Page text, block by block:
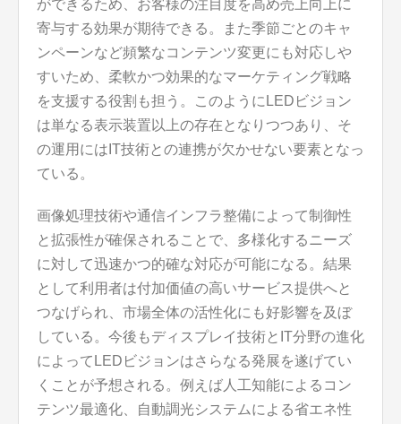
ができるため、お客様の注目度を高め売上向上に
寄与する効果が期待できる。また季節ごとのキャ
ンペーンなど頻繁なコンテンツ変更にも対応しや
すいため、柔軟かつ効果的なマーケティング戦略
を支援する役割も担う。このようにLEDビジョン
は単なる表示装置以上の存在となりつつあり、そ
の運用にはIT技術との連携が欠かせない要素となっ
ている。
画像処理技術や通信インフラ整備によって制御性
と拡張性が確保されることで、多様化するニーズ
に対して迅速かつ的確な対応が可能になる。結果
として利用者は付加価値の高いサービス提供へと
つなげられ、市場全体の活性化にも好影響を及ぼ
している。今後もディスプレイ技術とIT分野の進化
によってLEDビジョンはさらなる発展を遂げてい
くことが予想される。例えば人工知能によるコン
テンツ最適化、自動調光システムによる省エネ性